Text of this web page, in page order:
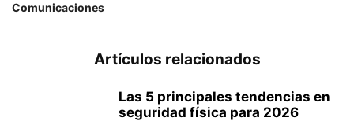
Comunicaciones
Artículos relacionados
Las 5 principales tendencias en
seguridad física para 2026